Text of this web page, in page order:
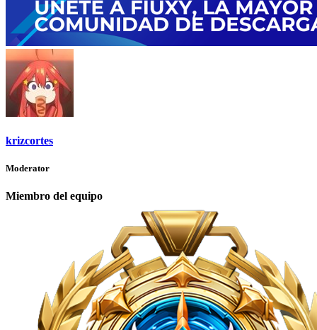
krizcortes
Moderator
Miembro del equipo